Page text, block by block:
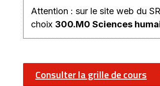
Attention : sur le site web du
choix 300.M0 Sciences
Consulter la grille de cours